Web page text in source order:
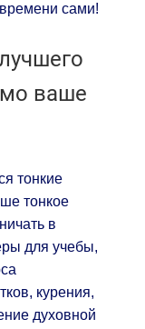
сами!
ваше
тонкие
тонкое
в
для учебы,
курения,
духовной